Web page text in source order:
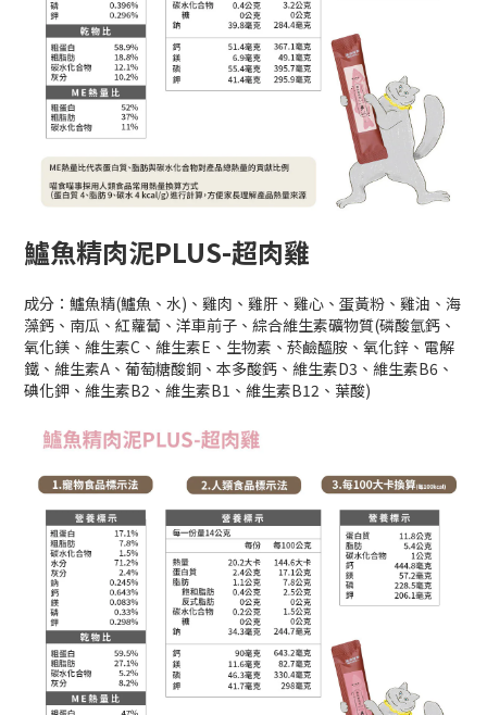
鱸魚精肉泥PLUS-超肉雞
成分：鱸魚精(鱸魚、水)、雞肉、雞肝、雞心、蛋黃粉、雞油、海
藻鈣、南瓜、紅蘿蔔、洋車前子、綜合維生素礦物質(磷酸氫鈣、
氧化鎂、維生素C、維生素E、生物素、菸鹼醯胺、氧化鋅、電解
鐵、維生素A、葡萄糖酸銅、本多酸鈣、維生素D3、維生素B6、
碘化鉀、維生素B2、維生素B1、維生素B12、葉酸)